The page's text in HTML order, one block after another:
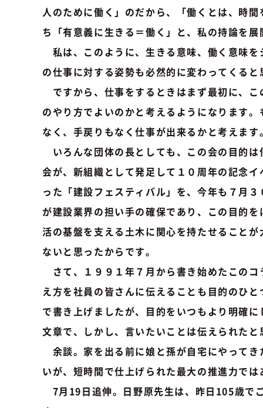
人のために働く」のだから、「働くとは、時
ち「有意義に生きる＝働く」と、私の持論を展
私は、このように、生きる意味、働く意味
の仕事に対する姿勢も必然的に変わってくる
ですから、仕事をするときはまず最初に、
のやり方でよいのかと考えるようになります
なく、手戻りもなく仕事が出来るかと考えま
いろんな団体の長としても、この会の目的
会が、新組織として発足して１０周年の記念
った「建設フェスティバル」を、今年も７月
が建設業界の担い手の確保であり、この目的
活の基盤を支える土木に関心を持たせること
ないと思ったからです。
さて、１９９１年７月から書き始めたこの
え方を社員の皆さんに伝えることも目的のひ
で書き上げましたが、目的をいつもより明確
文章で、しかし、言いたいことは伝えられた
余談。家を出る前に娘と孫が自宅にやって
いが、短時間で仕上げられた最大の推進力では
7月19日追伸。日野原先生は、昨日105歳で